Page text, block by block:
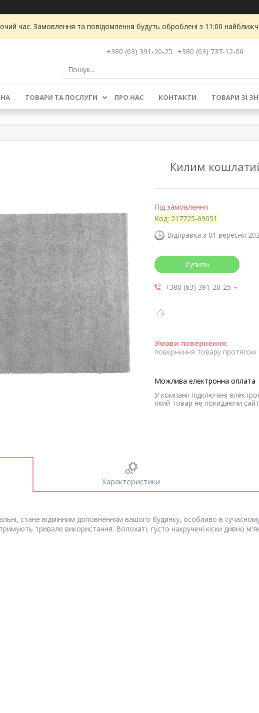
час. Замовлення та повідомлення будуть оброблені з 11:00
+380 (63) 391-20-25
+380 (63) 737-12-06
ТОВАРИ ТА ПОСЛУГИ ПРО НАС КОНТАКТИ ТОВАРИ ЗІ
Килим
Під замовлення
Код: 217725-69051
Відправка з 01 вересня
Купити
+380 (63) 391-20-25
повернення товару протягом
У компанії підключені
який товар не покидаючи
Характеристики
стане відмінним доповненням вашого будинку, особливо в
тривале використання. Волохаті, густо накручені кіски дивно